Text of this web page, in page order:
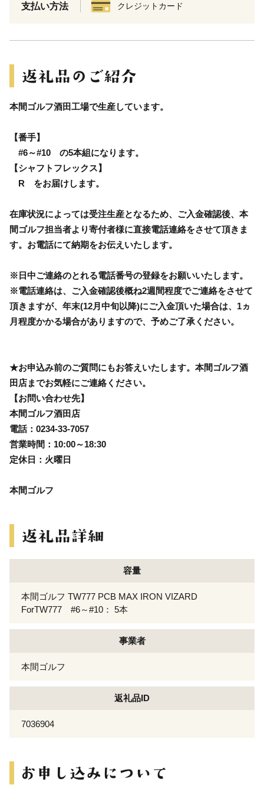
支払い方法 クレジットカード
本間ゴルフ酒田工場で生産しています。
【番手】
#6～#10 の5本組になります。
【シャフトフレックス】
R をお届けします。
在庫状況によっては受注生産となるため、ご入金確認後、本
間ゴルフ担当者より寄付者様に直接電話連絡をさせて頂きま
す。お電話にて納期をお伝えいたします。
※日中ご連絡のとれる電話番号の登録をお願いいたします。
※電話連絡は、ご入金確認後概ね2週間程度でご連絡をさせて
頂きますが、年末(12月中旬以降)にご入金頂いた場合は、1ヵ
月程度かかる場合がありますので、予めご了承ください。
★お申込み前のご質問にもお答えいたします。本間ゴルフ酒
田店までお気軽にご連絡ください。
【お問い合わせ先】
本間ゴルフ酒田店
電話：0234-33-7057
営業時間：10:00～18:30
定休日：火曜日
本間ゴルフ
容量
本間ゴルフ TW777 PCB MAX IRON VIZARD
ForTW777 #6～#10： 5本
事業者
本間ゴルフ
返礼品ID
7036904